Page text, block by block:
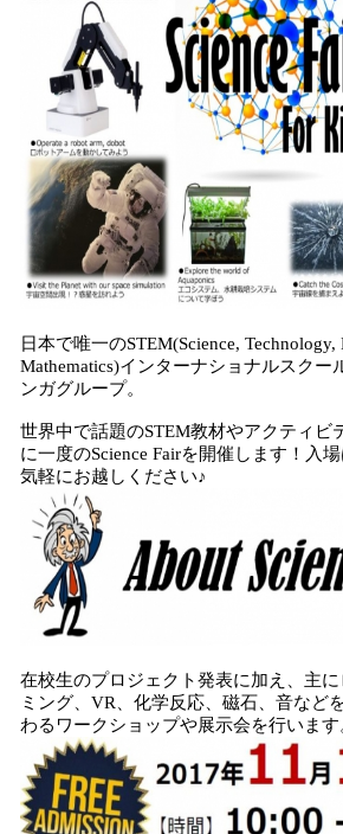
日本で唯一のSTEM(Science, Technology,
Mathematics)インターナショナルスクー
ンガグループ。
世界中で話題のSTEM教材やアクティビ
に一度のScience Fairを開催します！入
気軽にお越しください♪
在校生のプロジェクト発表に加え、主
ミング、VR、化学反応、磁石、音など
わるワークショップや展示会を行います